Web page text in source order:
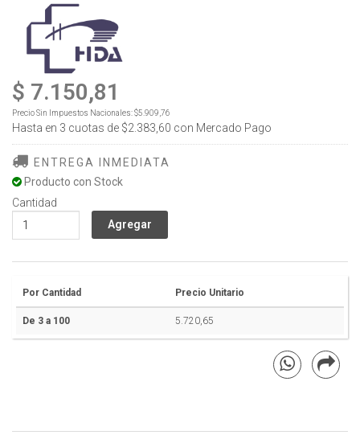
$ 7.150,81
Precio Sin Impuestos Nacionales:$5.909,76
Hasta en 3 cuotas de $2.383,60 con Mercado Pago
ENTREGA INMEDIATA
Producto con Stock
Cantidad
Por Cantidad Precio Unitario
De 3 a 100 5.720,65